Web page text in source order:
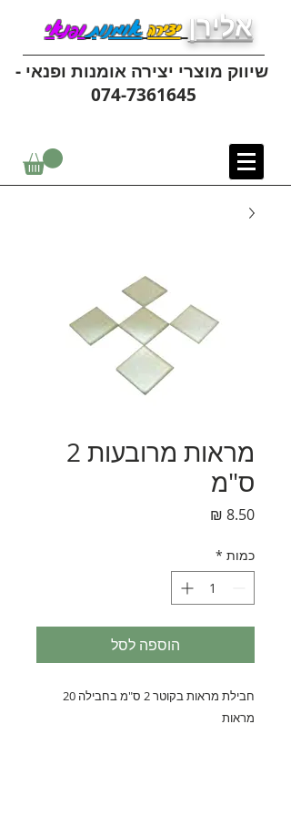
אלירן יצירהאומנותופנאי
שיווק מוצרי יצירה אומנות ופנאי -
074-7361645
מראות מרובעות 2
ס"מ
כמות *
הוספה לסל
מראות